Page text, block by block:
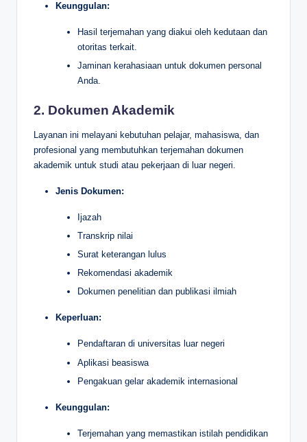
Keunggulan:
Hasil terjemahan yang diakui oleh kedutaan dan
otoritas terkait.
Jaminan kerahasiaan untuk dokumen personal
Anda.
2. Dokumen Akademik
Layanan ini melayani kebutuhan pelajar, mahasiswa, dan
profesional yang membutuhkan terjemahan dokumen
akademik untuk studi atau pekerjaan di luar negeri.
Jenis Dokumen:
Ijazah
Transkrip nilai
Surat keterangan lulus
Rekomendasi akademik
Dokumen penelitian dan publikasi ilmiah
Keperluan:
Pendaftaran di universitas luar negeri
Aplikasi beasiswa
Pengakuan gelar akademik internasional
Keunggulan:
Terjemahan yang memastikan istilah pendidikan